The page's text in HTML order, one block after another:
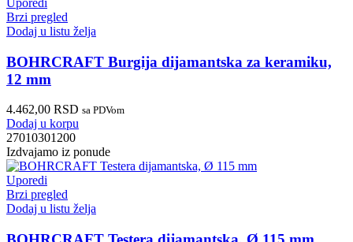
Uporedi
Brzi pregled
Dodaj u listu želja
BOHRCRAFT Burgija dijamantska za keramiku,
12 mm
4.462,00 RSD sa PDVom
Dodaj u korpu
27010301200
Izdvajamo iz ponude
Uporedi
Brzi pregled
Dodaj u listu želja